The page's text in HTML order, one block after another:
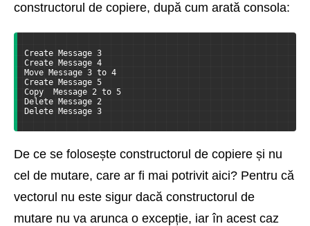
constructorul de copiere, după cum arată consola:
Create Message 3
Create Message 4
Move Message 3 to 4
Create Message 5
Copy  Message 2 to 5
Delete Message 2
Delete Message 3
De ce se folosește constructorul de copiere și nu
cel de mutare, care ar fi mai potrivit aici? Pentru că
vectorul nu este sigur dacă constructorul de
mutare nu va arunca o excepție, iar în acest caz